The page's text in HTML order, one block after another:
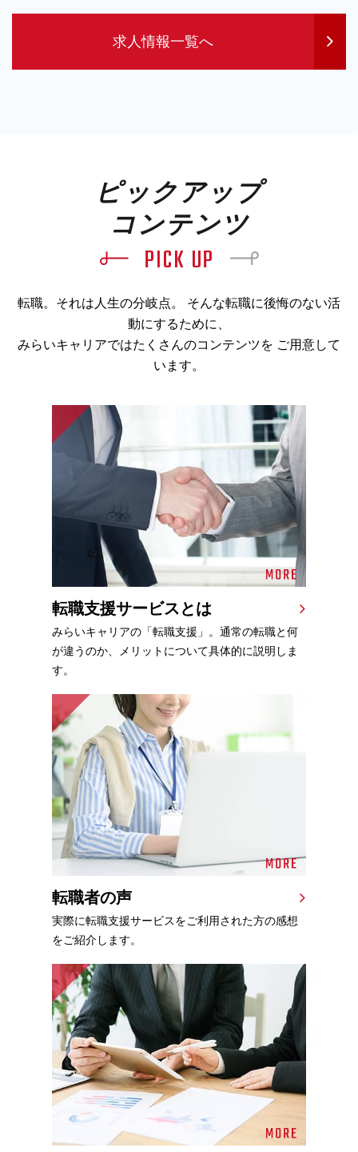
求人情報一覧へ
ピックアップ
コンテンツ
PICK UP
転職。それは人生の分岐点。 そんな転職に後悔のない活
動にするために、
みらいキャリアではたくさんのコンテンツを ご用意して
います。
転職支援サービスとは
みらいキャリアの「転職支援」。通常の転職と何
が違うのか、メリットについて具体的に説明しま
す。
転職者の声
実際に転職支援サービスをご利用された方の感想
をご紹介します。